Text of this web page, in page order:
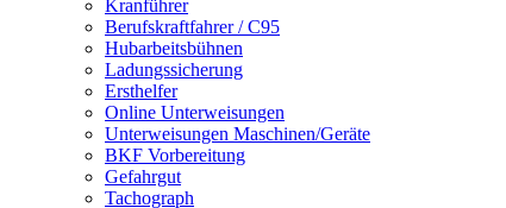
Kranführer
Berufskraftfahrer / C95
Hubarbeitsbühnen
Ladungssicherung
Ersthelfer
Online Unterweisungen
Unterweisungen Maschinen/Geräte
BKF Vorbereitung
Gefahrgut
Tachograph